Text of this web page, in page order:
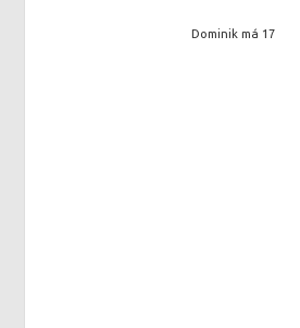
Dominik má 17